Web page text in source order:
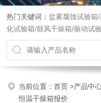
热门关键词：盐雾腐蚀试验箱
化试验箱/鼓风干燥箱/振动试
当前位置：首页>产品中
恒温干燥箱报价